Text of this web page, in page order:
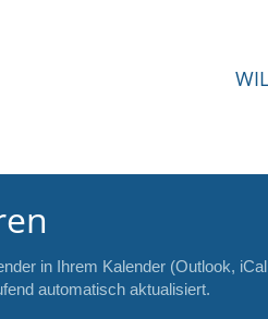
in Ihrem Kalender (Outlook,
automatisch aktualisiert.